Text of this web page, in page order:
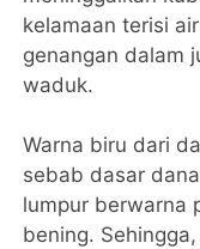
kelamaan terisi
genangan dalam
waduk.
Warna biru dari
sebab dasar
lumpur berwarna
bening.